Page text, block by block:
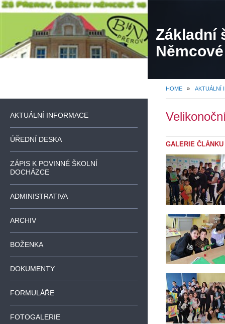
Základní
HOME » AKTUÁLNÍ
AKTUÁLNÍ INFORMACE
ÚŘEDNÍ DESKA
ZÁPIS K POVINNÉ ŠKOLNÍ
DOCHÁZCE
ADMINISTRATIVA
ARCHIV
BOŽENKA
DOKUMENTY
FORMULÁŘE
FOTOGALERIE
GALERIE ČLÁNKU